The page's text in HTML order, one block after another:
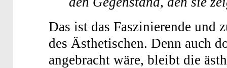
Das ist das Faszinierende und
des Ästhetischen. Denn auch
angebracht wäre, bleibt die